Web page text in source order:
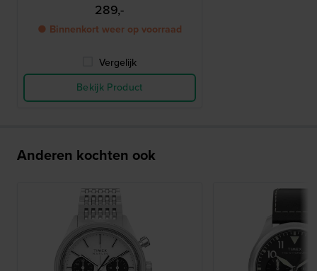
289,-
● Binnenkort weer op voorraad
Vergelijk
Bekijk Product
Anderen kochten ook